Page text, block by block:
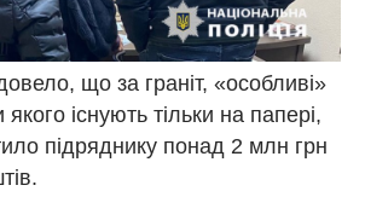
що за граніт, «особливі»
існують тільки на папері,
підряднику понад 2 млн грн